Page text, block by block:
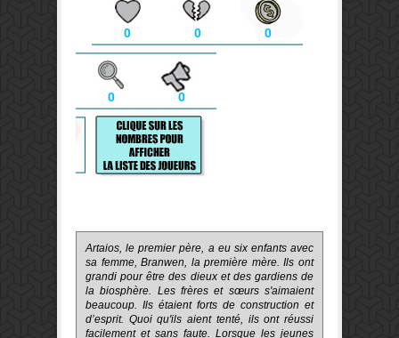
0 0 0
0 0
Artaios, le premier père, a eu six enfants avec
sa femme, Branwen, la première mère. Ils ont
grandi pour être des dieux et des gardiens de
la biosphère. Les frères et sœurs s'aimaient
beaucoup. Ils étaient forts de construction et
d’esprit. Quoi qu'ils aient tenté, ils ont réussi
facilement et sans faute. Lorsque les jeunes